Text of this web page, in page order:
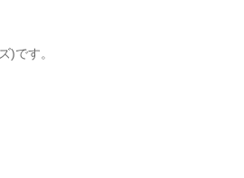
)です。